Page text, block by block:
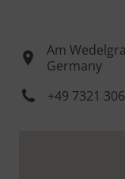
Am
Germany
+49 7321